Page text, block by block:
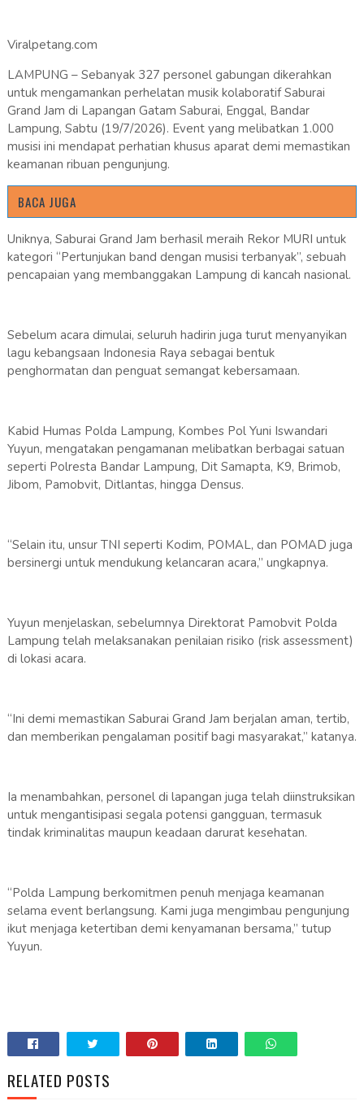
Viralpetang.com
LAMPUNG – Sebanyak 327 personel gabungan dikerahkan
untuk mengamankan perhelatan musik kolaboratif Saburai
Grand Jam di Lapangan Gatam Saburai, Enggal, Bandar
Lampung, Sabtu (19/7/2026). Event yang melibatkan 1.000
musisi ini mendapat perhatian khusus aparat demi memastikan
keamanan ribuan pengunjung.
BACA JUGA
Uniknya, Saburai Grand Jam berhasil meraih Rekor MURI untuk
kategori “Pertunjukan band dengan musisi terbanyak”, sebuah
pencapaian yang membanggakan Lampung di kancah nasional.
Sebelum acara dimulai, seluruh hadirin juga turut menyanyikan
lagu kebangsaan Indonesia Raya sebagai bentuk
penghormatan dan penguat semangat kebersamaan.
Kabid Humas Polda Lampung, Kombes Pol Yuni Iswandari
Yuyun, mengatakan pengamanan melibatkan berbagai satuan
seperti Polresta Bandar Lampung, Dit Samapta, K9, Brimob,
Jibom, Pamobvit, Ditlantas, hingga Densus.
“Selain itu, unsur TNI seperti Kodim, POMAL, dan POMAD juga
bersinergi untuk mendukung kelancaran acara,” ungkapnya.
Yuyun menjelaskan, sebelumnya Direktorat Pamobvit Polda
Lampung telah melaksanakan penilaian risiko (risk assessment)
di lokasi acara.
“Ini demi memastikan Saburai Grand Jam berjalan aman, tertib,
dan memberikan pengalaman positif bagi masyarakat,” katanya.
Ia menambahkan, personel di lapangan juga telah diinstruksikan
untuk mengantisipasi segala potensi gangguan, termasuk
tindak kriminalitas maupun keadaan darurat kesehatan.
“Polda Lampung berkomitmen penuh menjaga keamanan
selama event berlangsung. Kami juga mengimbau pengunjung
ikut menjaga ketertiban demi kenyamanan bersama,” tutup
Yuyun.
RELATED POSTS